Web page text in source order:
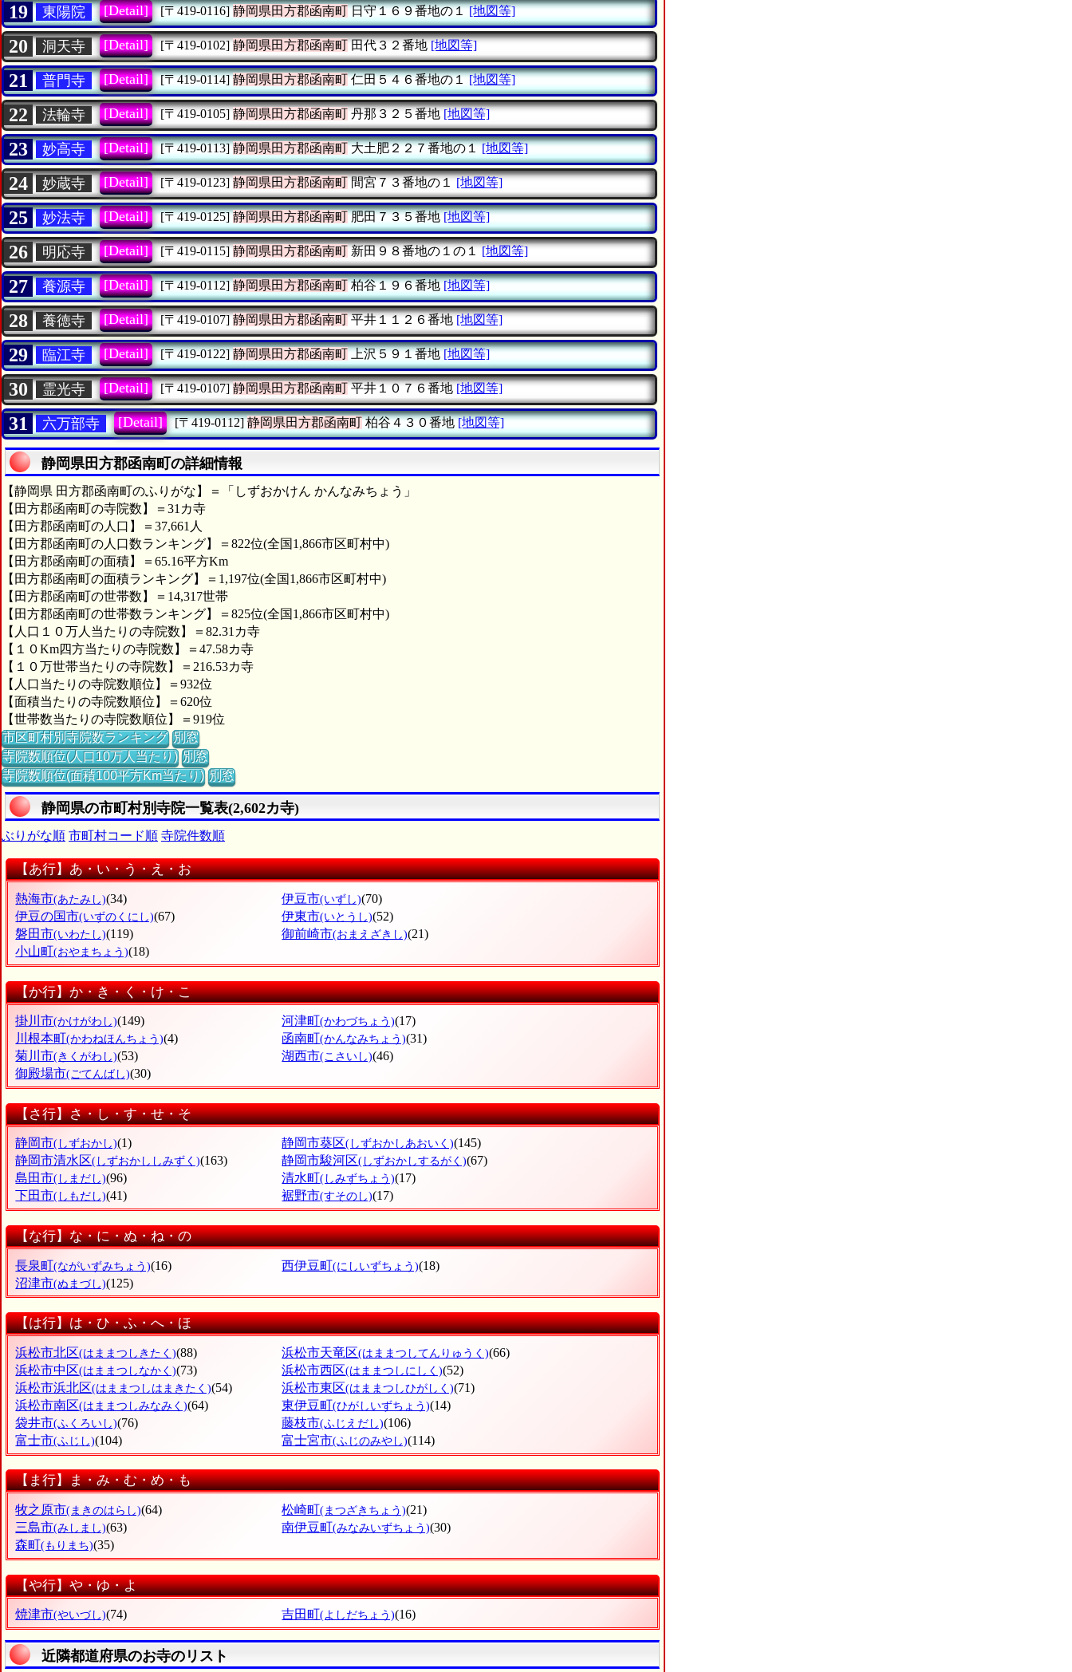
19 東陽院 [Detail] [〒419-0116] 静岡県田方郡函南町日守１６９番地の１ [地図等]
20 洞天寺 [Detail] [〒419-0102] 静岡県田方郡函南町田代３２番地 [地図等]
21 普門寺 [Detail] [〒419-0114] 静岡県田方郡函南町仁田５４６番地の１ [地図等]
22 法輪寺 [Detail] [〒419-0105] 静岡県田方郡函南町丹那３２５番地 [地図等]
23 妙高寺 [Detail] [〒419-0113] 静岡県田方郡函南町大土肥２２７番地の１ [地図等]
24 妙蔵寺 [Detail] [〒419-0123] 静岡県田方郡函南町間宮７３番地の１ [地図等]
25 妙法寺 [Detail] [〒419-0125] 静岡県田方郡函南町肥田７３５番地 [地図等]
26 明応寺 [Detail] [〒419-0115] 静岡県田方郡函南町新田９８番地の１の１ [地図等]
27 養源寺 [Detail] [〒419-0112] 静岡県田方郡函南町柏谷１９６番地 [地図等]
28 養徳寺 [Detail] [〒419-0107] 静岡県田方郡函南町平井１１２６番地 [地図等]
29 臨江寺 [Detail] [〒419-0122] 静岡県田方郡函南町上沢５９１番地 [地図等]
30 霊光寺 [Detail] [〒419-0107] 静岡県田方郡函南町平井１０７６番地 [地図等]
31 六万部寺 [Detail] [〒419-0112] 静岡県田方郡函南町柏谷４３０番地 [地図等]
静岡県田方郡函南町の詳細情報
【静岡県 田方郡函南町のふりがな】＝「しずおかけん かんなみちょう」
【田方郡函南町の寺院数】＝31カ寺
【田方郡函南町の人口】＝37,661人
【田方郡函南町の人口数ランキング】＝822位(全国1,866市区町村中)
【田方郡函南町の面積】＝65.16平方Km
【田方郡函南町の面積ランキング】＝1,197位(全国1,866市区町村中)
【田方郡函南町の世帯数】＝14,317世帯
【田方郡函南町の世帯数ランキング】＝825位(全国1,866市区町村中)
【人口１０万人当たりの寺院数】＝82.31カ寺
【１０Km四方当たりの寺院数】＝47.58カ寺
【１０万世帯当たりの寺院数】＝216.53カ寺
【人口当たりの寺院数順位】＝932位
【面積当たりの寺院数順位】＝620位
【世帯数当たりの寺院数順位】＝919位
市区町村別寺院数ランキング 別窓
寺院数順位(人口10万人当たり) 別窓
寺院数順位(面積100平方Km当たり) 別窓
静岡県の市町村別寺院一覧表(2,602カ寺)
ぶりがな順 市町村コード順 寺院件数順
【あ行】あ・い・う・え・お
熱海市(あたみし)(34) 伊豆市(いずし)(70)
伊豆の国市(いずのくにし)(67) 伊東市(いとうし)(52)
磐田市(いわたし)(119) 御前崎市(おまえざきし)(21)
小山町(おやまちょう)(18)
【か行】か・き・く・け・こ
掛川市(かけがわし)(149) 河津町(かわづちょう)(17)
川根本町(かわねほんちょう)(4) 函南町(かんなみちょう)(31)
菊川市(きくがわし)(53) 湖西市(こさいし)(46)
御殿場市(ごてんばし)(30)
【さ行】さ・し・す・せ・そ
静岡市(しずおかし)(1) 静岡市葵区(しずおかしあおいく)(145)
静岡市清水区(しずおかししみずく)(163) 静岡市駿河区(しずおかしするがく)(67)
島田市(しまだし)(96) 清水町(しみずちょう)(17)
下田市(しもだし)(41) 裾野市(すそのし)(17)
【な行】な・に・ぬ・ね・の
長泉町(ながいずみちょう)(16) 西伊豆町(にしいずちょう)(18)
沼津市(ぬまづし)(125)
【は行】は・ひ・ふ・へ・ほ
浜松市北区(はままつしきたく)(88) 浜松市天竜区(はままつしてんりゅうく)(66)
浜松市中区(はままつしなかく)(73) 浜松市西区(はままつしにしく)(52)
浜松市浜北区(はままつしはまきたく)(54) 浜松市東区(はままつしひがしく)(71)
浜松市南区(はままつしみなみく)(64) 東伊豆町(ひがしいずちょう)(14)
袋井市(ふくろいし)(76) 藤枝市(ふじえだし)(106)
富士市(ふじし)(104) 富士宮市(ふじのみやし)(114)
【ま行】ま・み・む・め・も
牧之原市(まきのはらし)(64) 松崎町(まつざきちょう)(21)
三島市(みしまし)(63) 南伊豆町(みなみいずちょう)(30)
森町(もりまち)(35)
【や行】や・ゆ・よ
焼津市(やいづし)(74) 吉田町(よしだちょう)(16)
近隣都道府県のお寺のリスト